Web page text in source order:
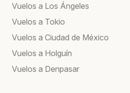
Vuelos a Los Ángeles
Vuelos a Tokio
Vuelos a Ciudad de México
Vuelos a Holguín
Vuelos a Denpasar